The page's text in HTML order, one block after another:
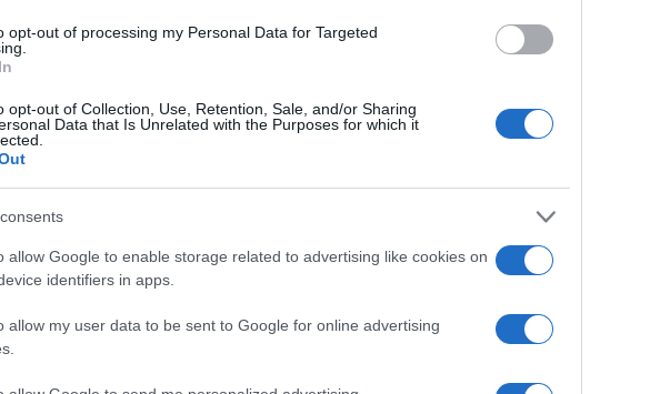
opt-out of processing my Personal Data for Targeted
opt-out of Collection, Use, Retention, Sale, and/or Sharing
Data that Is Unrelated with the Purposes for which it
allow Google to enable storage related to advertising like cookies on
identifiers in apps.
allow my user data to be sent to Google for online advertising
Ettore Messina.